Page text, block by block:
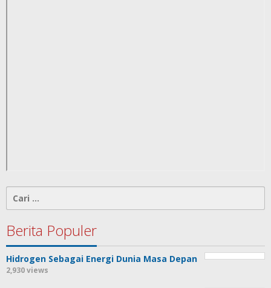
untuk:
Berita Populer
Hidrogen Sebagai Energi Dunia Masa Depan
2,930 views